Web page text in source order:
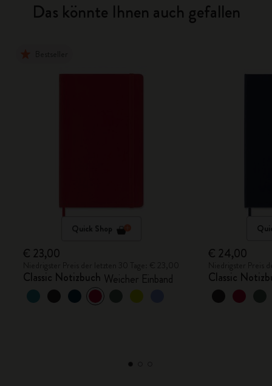
Das könnte Ihnen auch gefallen
Quick Shop
€ 23,00
Classic Notizbuch Weicher Einband
€ 24,00
Classic